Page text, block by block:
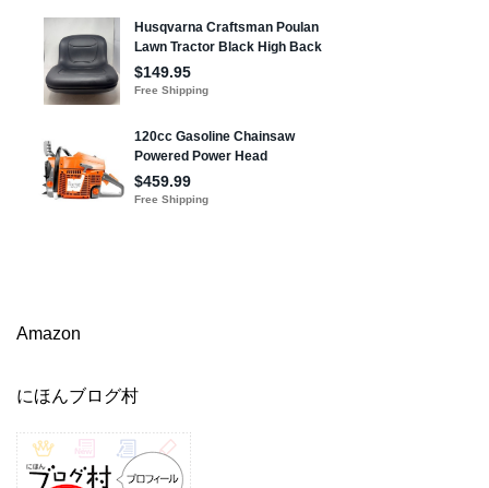
Amazon
にほんブログ村